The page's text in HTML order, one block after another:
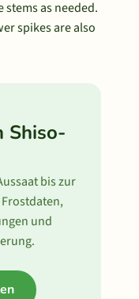
as needed.
spikes are also
Shiso-
bis zur
und